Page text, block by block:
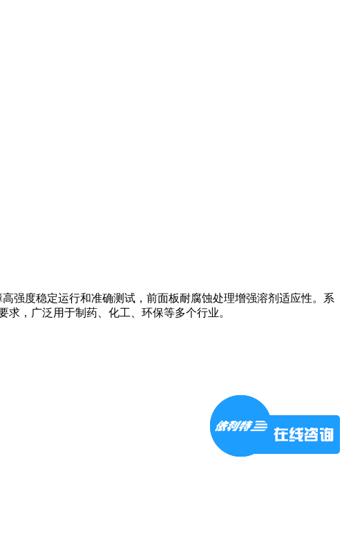
强度稳定运行和准确测试，前面板耐腐蚀处理增强溶剂适应性。系
求，广泛用于制药、化工、环保等多个行业。